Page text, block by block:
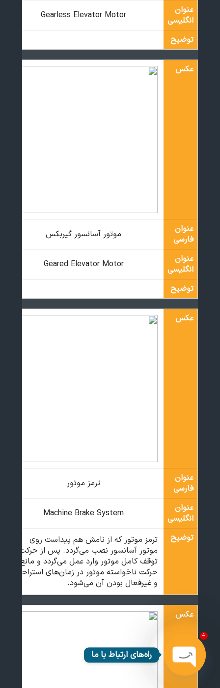
عنوان
انگلیسی
Gearless Elevator Motor
توضیح
عکس
عنوان
فارسی
موتور آسانسور گیربکس
عنوان
انگلیسی
Geared Elevator Motor
توضیح
عکس
عنوان
فارسی
ترمز موتور
عنوان
انگلیسی
Machine Brake System
توضیح
ترمز موتور که از نامش هم پیداست روی
موتور آسانسور نصب می‌گردد. پس از حرکت و
توقف کامل موتور وارد عمل می‌گردد و مانع
حرکت ناخواسته موتور در زمان‌های استراحت
و غیرفعال بودن آن می‌شود.
عکس
راه‌های ارتباط با ما
4